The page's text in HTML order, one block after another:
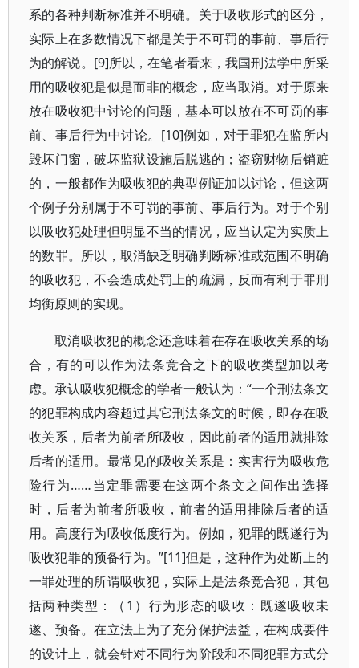
系的各种判断标准并不明确。关于吸收形式的区分，
实际上在多数情况下都是关于不可罚的事前、事后行
为的解说。[9]所以，在笔者看来，我国刑法学中所采
用的吸收犯是似是而非的概念，应当取消。对于原来
放在吸收犯中讨论的问题，基本可以放在不可罚的事
前、事后行为中讨论。[10]例如，对于罪犯在监所内
毁坏门窗，破坏监狱设施后脱逃的；盗窃财物后销赃
的，一般都作为吸收犯的典型例证加以讨论，但这两
个例子分别属于不可罚的事前、事后行为。对于个别
以吸收犯处理但明显不当的情况，应当认定为实质上
的数罪。所以，取消缺乏明确判断标准或范围不明确
的吸收犯，不会造成处罚上的疏漏，反而有利于罪刑
均衡原则的实现。
取消吸收犯的概念还意味着在存在吸收关系的场
合，有的可以作为法条竞合之下的吸收类型加以考
虑。承认吸收犯概念的学者一般认为：“一个刑法条文
的犯罪构成内容超过其它刑法条文的时候，即存在吸
收关系，后者为前者所吸收，因此前者的适用就排除
后者的适用。最常见的吸收关系是：实害行为吸收危
险行为……当定罪需要在这两个条文之间作出选择
时，后者为前者所吸收，前者的适用排除后者的适
用。高度行为吸收低度行为。例如，犯罪的既遂行为
吸收犯罪的预备行为。”[11]但是，这种作为处断上的
一罪处理的所谓吸收犯，实际上是法条竞合犯，其包
括两种类型：（1）行为形态的吸收：既遂吸收未
遂、预备。在立法上为了充分保护法益，在构成要件
的设计上，就会针对不同行为阶段和不同犯罪方式分